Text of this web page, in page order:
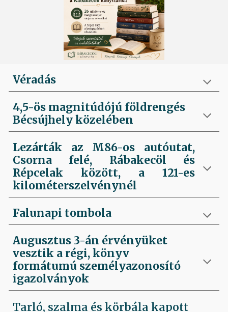
Véradás
4,5-ös magnitúdójú földrengés
Bécsújhely közelében
Lezárták az M86-os autóutat,
Csorna felé, Rábakecöl és
Répcelak között, a 121-es
kilométerszelvénynél
Falunapi tombola
Augusztus 3-án érvényüket
vesztik a régi, könyv
formátumú személyazonosító
igazolványok
Tarló, szalma és körbála kapott